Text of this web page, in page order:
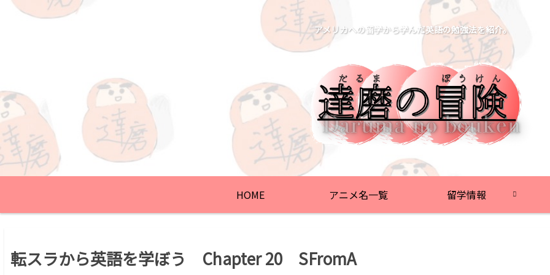
アメリカへの留学から学んだ英語の勉強法を紹介。
HOME アニメ名一覧 留学情報
転スラから英語を学ぼう Chapter 20 SFromA